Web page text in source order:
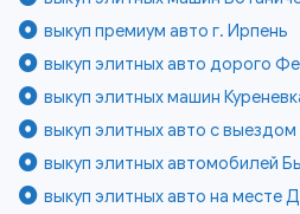
выкуп премиум авто г. Ирпень
выкуп элитных авто дорого
выкуп элитных машин
выкуп элитных авто с выездом
выкуп элитных автомобилей
выкуп элитных авто на месте